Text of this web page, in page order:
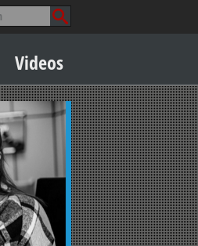
Videos